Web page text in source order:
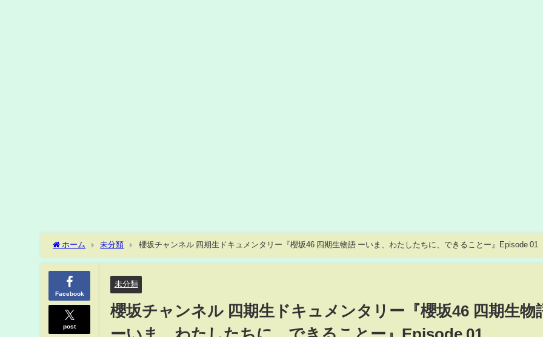
ホーム 未分類 櫻坂チャンネル 四期生ドキュメンタリー『櫻坂46 四期生物語 ーいま、わたしたちに、できることー』Episode 01
Facebook
post
未分類
櫻坂チャンネル 四期生ドキュメンタリー『櫻坂46 四期生物